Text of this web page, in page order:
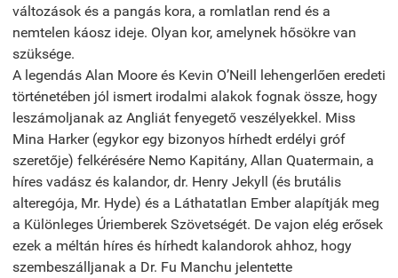
változások és a pangás kora, a romlatlan rend és a
nemtelen káosz ideje. Olyan kor, amelynek hősökre van
szüksége.
A legendás Alan Moore és Kevin O’Neill lehengerlően eredeti
történetében jól ismert irodalmi alakok fognak össze, hogy
leszámoljanak az Angliát fenyegető veszélyekkel. Miss
Mina Harker (egykor egy bizonyos hírhedt erdélyi gróf
szeretője) felkérésére Nemo Kapitány, Allan Quatermain, a
híres vadász és kalandor, dr. Henry Jekyll (és brutális
alteregója, Mr. Hyde) és a Láthatatlan Ember alapítják meg
a Különleges Úriemberek Szövetségét. De vajon elég erősek
ezek a méltán híres és hírhedt kalandorok ahhoz, hogy
szembeszálljanak a Dr. Fu Manchu jelentette